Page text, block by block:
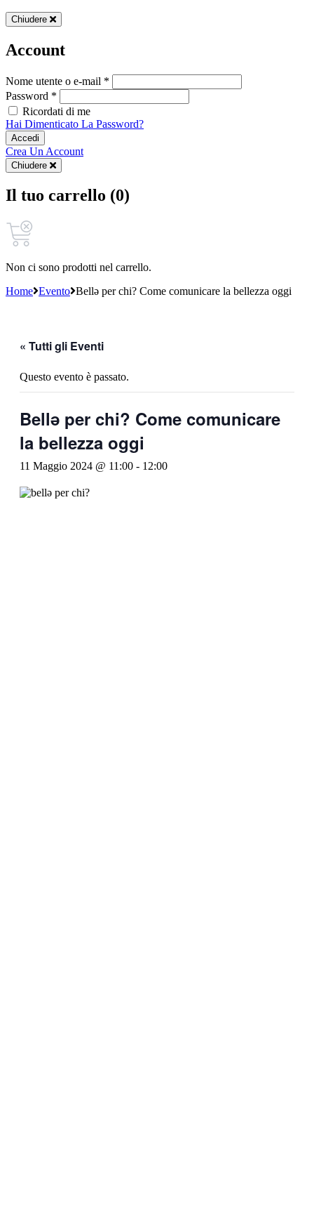
Chiudere
Account
Nome utente o e-mail *
Password *
Ricordati di me
Hai Dimenticato La Password?
Accedi
Crea Un Account
Chiudere
Il tuo carrello (0)
Non ci sono prodotti nel carrello.
Home Evento Bellə per chi? Come comunicare la bellezza oggi
« Tutti gli Eventi
Questo evento è passato.
Bellə per chi? Come comunicare
la bellezza oggi
11 Maggio 2024 @ 11:00 - 12:00